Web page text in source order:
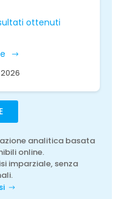
ottenuti
analitica basata
online.
imparziale, senza